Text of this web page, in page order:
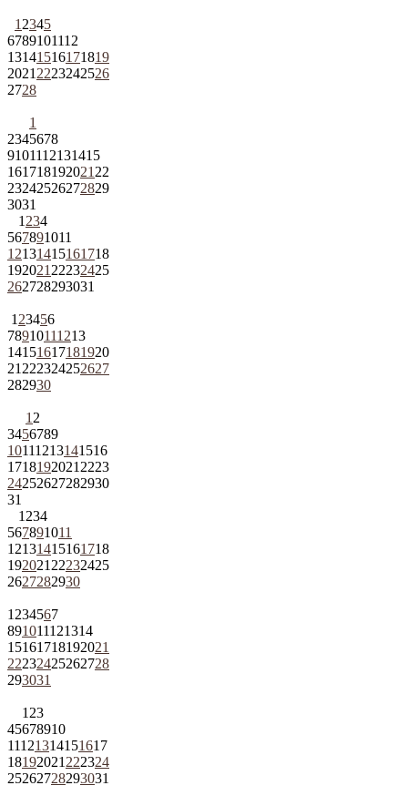
1 2345
6789101112
13141516171819
2021 2223242526
2728
1
2345678
9101112131415
161718192021 22
23242526272829
3031
1 234
567891011
12131415161718
192021 22232425
262728293031
1 23456
78910111213
14151617181920
21 222324252627
282930
1 2
3456789
10111213141516
1718192021 2223
24252627282930
31
1 234
567891011
12131415161718
192021 22232425
2627282930
1 234567
891011121314
15161718192021
22232425262728
293031
1 23
45678910
11121314151617
18192021 222324
25262728293031